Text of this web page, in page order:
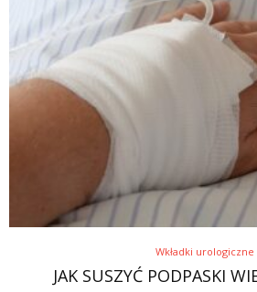
Wkładki urologiczne
JAK SUSZYĆ PODPASKI